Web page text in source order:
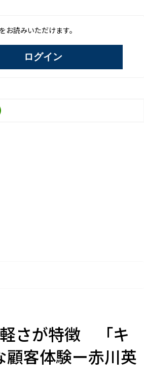
読みいただけます。
ログイン
さが特徴 「キ
顧客体験ー赤川英